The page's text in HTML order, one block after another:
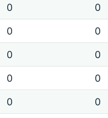
0 0
0 0
0 0
0 0
0 0